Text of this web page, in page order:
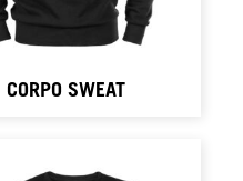
CORPO SWEAT